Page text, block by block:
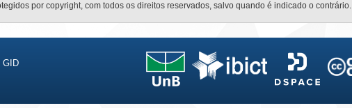
por copyright, com todos os direitos reservados, salvo quando é indicado o contrário.
GID